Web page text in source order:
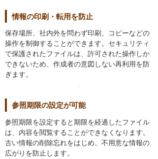
情報の印刷・転用を防止
保存場所、社内外を問わず印刷、コピーなどの
操作を制御することができます。セキュリティ
で保護されたファイルは、許可された操作しか
できないため、作成者の意図しない再利用を防
ぎます。
参照期限の設定が可能
参照期限を設定すると期限を経過したファイル
は、内容を閲覧することができなくなります。
古い情報の削除忘れをはじめ、不用意な情報の
広がりを防止します。